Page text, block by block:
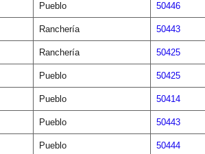
Pueblo 50446
Ranchería 50443
Ranchería 50425
Pueblo 50425
Pueblo 50414
Pueblo 50443
Pueblo 50444